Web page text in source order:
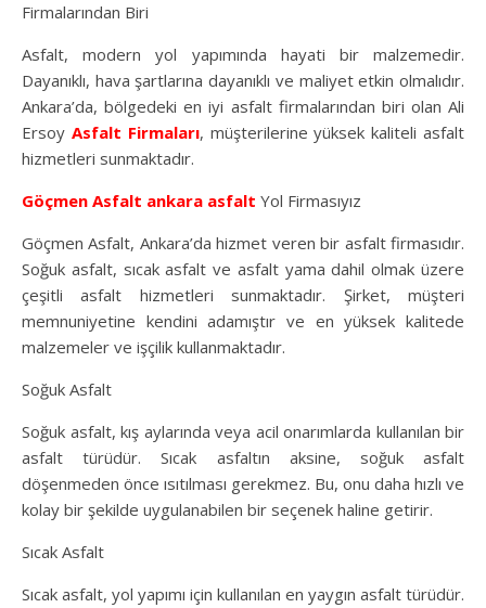
Firmalarından Biri
Asfalt, modern yol yapımında hayati bir malzemedir.
Dayanıklı, hava şartlarına dayanıklı ve maliyet etkin olmalıdır.
Ankara’da, bölgedeki en iyi asfalt firmalarından biri olan Ali
Ersoy Asfalt Firmaları, müşterilerine yüksek kaliteli asfalt
hizmetleri sunmaktadır.
Göçmen Asfalt ankara asfalt Yol Firmasıyız
Göçmen Asfalt, Ankara’da hizmet veren bir asfalt firmasıdır.
Soğuk asfalt, sıcak asfalt ve asfalt yama dahil olmak üzere
çeşitli asfalt hizmetleri sunmaktadır. Şirket, müşteri
memnuniyetine kendini adamıştır ve en yüksek kalitede
malzemeler ve işçilik kullanmaktadır.
Soğuk Asfalt
Soğuk asfalt, kış aylarında veya acil onarımlarda kullanılan bir
asfalt türüdür. Sıcak asfaltın aksine, soğuk asfalt
döşenmeden önce ısıtılması gerekmez. Bu, onu daha hızlı ve
kolay bir şekilde uygulanabilen bir seçenek haline getirir.
Sıcak Asfalt
Sıcak asfalt, yol yapımı için kullanılan en yaygın asfalt türüdür.